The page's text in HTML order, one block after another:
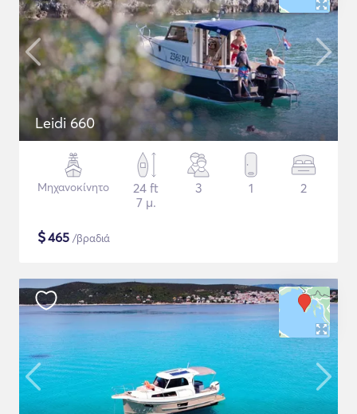
Leidi 660
Μηχανοκίνητο
24 ft
7 μ.
3 1 2
$465 /βραδιά